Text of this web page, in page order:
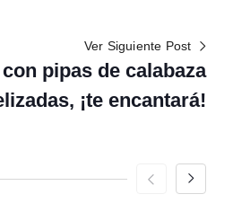
Ver Siguiente Post
pipas de calabaza
¡te encantará!